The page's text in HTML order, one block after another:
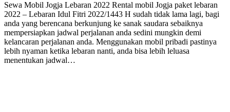
Sewa Mobil Jogja Lebaran 2022 Rental mobil Jogja paket lebaran
2022 – Lebaran Idul Fitri 2022/1443 H sudah tidak lama lagi, bagi
anda yang berencana berkunjung ke sanak saudara sebaiknya
mempersiapkan jadwal perjalanan anda sedini mungkin demi
kelancaran perjalanan anda. Menggunakan mobil pribadi pastinya
lebih nyaman ketika lebaran nanti, anda bisa lebih leluasa
menentukan jadwal…